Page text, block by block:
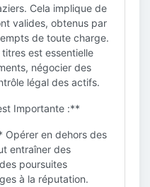
Cela implique de
valides, obtenus par
de toute charge.
est essentielle
négocier des
légal des actifs.
Importante :**
en dehors des
entraîner des
poursuites
à la réputation.